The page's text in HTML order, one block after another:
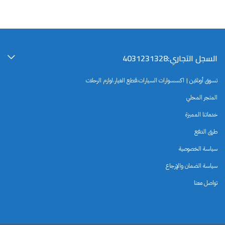
السجل التجاري:4031231328
تسوق أونلاين | اكسسوارات السيارات،قطع الغيار،لوازم الرحلات
المتجر المحلي
خدماتنا المميزة
طرق الدفع
سياسة الخصوصية
سياسة الضمان والإرجاع
تواصل معنا